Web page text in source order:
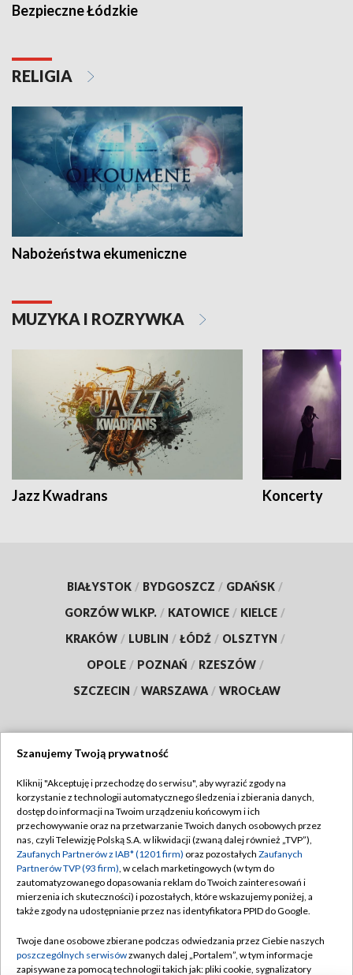
Bezpieczne Łódzkie
RELIGIA
Nabożeństwa ekumeniczne
MUZYKA I ROZRYWKA
Jazz Kwadrans Koncerty
BIAŁYSTOK / BYDGOSZCZ / GDAŃSK /
GORZÓW WLKP. / KATOWICE / KIELCE /
KRAKÓW / LUBLIN / ŁÓDŹ / OLSZTYN /
OPOLE / POZNAŃ / RZESZÓW /
SZCZECIN / WARSZAWA / WROCŁAW
TVP
Abonament TVP
Emisja w TVP
Centrum informacji TVP
Naziemna Telewizja Cyfrowa
Rada Programowa
Regulamin TVP
Polityka prywatności
Moje zgody
Pomoc
Kontakt
Szanujemy Twoją prywatność
Kliknij "Akceptuję i przechodzę do serwisu", aby wyrazić zgody na
korzystanie z technologii automatycznego śledzenia i zbierania danych,
dostęp do informacji na Twoim urządzeniu końcowym i ich
przechowywanie oraz na przetwarzanie Twoich danych osobowych przez
nas, czyli Telewizję Polską S.A. w likwidacji (zwaną dalej również „TVP”),
Zaufanych Partnerów z IAB* (1201 firm) oraz pozostałych Zaufanych
Partnerów TVP (93 firm), w celach marketingowych (w tym do
zautomatyzowanego dopasowania reklam do Twoich zainteresowań i
mierzenia ich skuteczności) i pozostałych, które wskazujemy poniżej, a
także zgody na udostępnianie przez nas identyfikatora PPID do Google.
Twoje dane osobowe zbierane podczas odwiedzania przez Ciebie naszych
poszczególnych serwisówzwanych dalej „Portalem”, w tym informacje
zapisywane za pomocą technologii takich jak: pliki cookie, sygnalizatory